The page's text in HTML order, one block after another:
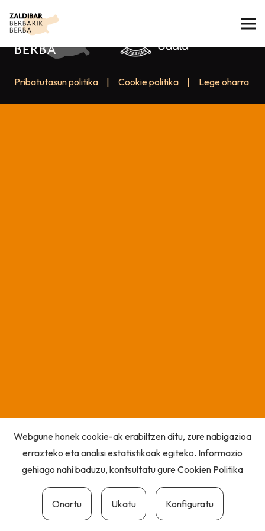
Pribatutasun politika Cookie politika Lege oharra
Webgune honek cookie-ak erabiltzen ditu, zure nabigazioa
errazteko eta analisi estatistikoak egiteko. Informazio
gehiago nahi baduzu, kontsultatu gureCookien Politika
Onartu Ukatu Konfiguratu